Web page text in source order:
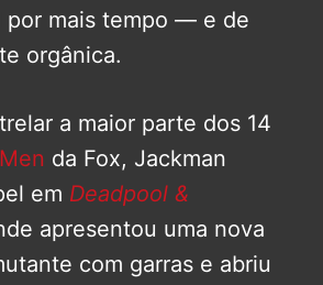
por mais tempo — e de
orgânica.
a maior parte dos 14
da Fox, Jackman
em Deadpool &
apresentou uma nova
com garras e abriu